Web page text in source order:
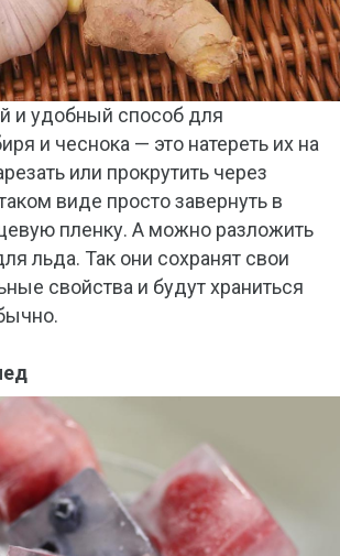
и удобный способ для
и чеснока — это натереть их на
или прокрутить через
виде просто завернуть в
пленку. А можно разложить
льда. Так они сохранят свои
свойства и будут храниться